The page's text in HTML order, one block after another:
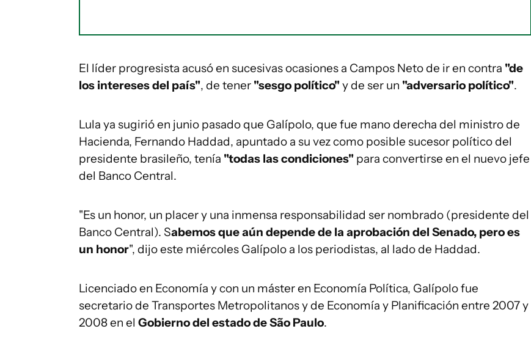
El líder progresista acusó en sucesivas ocasiones a Campos Neto de ir en contra "de
los intereses del país", de tener "sesgo político"y de ser un "adversario político".
Lula ya sugirió en junio pasado que Galípolo, que fue mano derecha del ministro de
Hacienda, Fernando Haddad, apuntado a su vez como posible sucesor político del
presidente brasileño, tenía "todas las condiciones" para convertirse en el nuevo jefe
del Banco Central.
"Es un honor, un placer y una inmensa responsabilidad ser nombrado (presidente del
Banco Central). Sabemos que aún depende de la aprobación del Senado, pero es
un honor", dijo este miércoles Galípolo a los periodistas, al lado de Haddad.
Licenciado en Economía y con un máster en Economía Política, Galípolo fue
secretario de Transportes Metropolitanos y de Economía y Planificación entre 2007 y
2008 en el Gobierno del estado de São Paulo.